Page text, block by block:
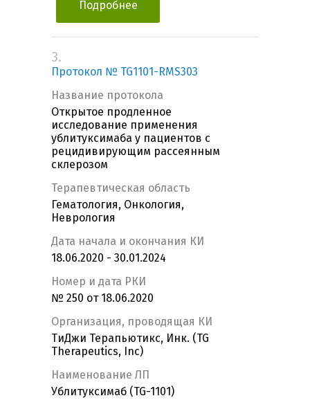
Подробнее
3.
Протокол № TG1101-RMS303
Название протокола
Открытое продленное
исследование применения
ублитуксимаба у пациентов с
рецидивирующим рассеянным
склерозом
Терапевтическая область
Гематология, Онкология,
Неврология
Дата начала и окончания КИ
18.06.2020 - 30.01.2024
Номер и дата РКИ
№ 250 от 18.06.2020
Организация, проводящая КИ
ТиДжи Терапьютикс, Инк. (TG
Therapeutics, Inc)
Наименование ЛП
Ублитуксимаб (TG-1101)